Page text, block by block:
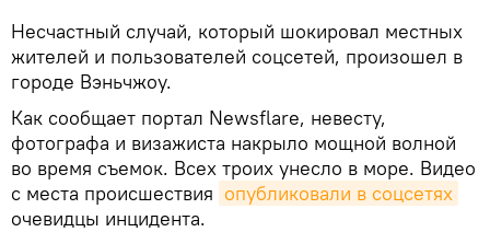
Несчастный случай, который шокировал местных
жителей и пользователей соцсетей, произошел в
городе Вэньчжоу.
Как сообщает портал Newsflare, невесту,
фотографа и визажиста накрыло мощной волной
во время съемок. Всех троих унесло в море. Видео
с места происшествия опубликовали в соцсетях
очевидцы инцидента.